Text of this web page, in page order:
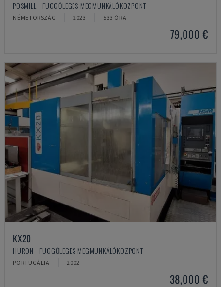
POSMILL - FÜGGŐLEGES MEGMUNKÁLÓKÖZPONT
NÉMETORSZÁG 2023 533 ÓRA
79,000 €
KX20
HURON - FÜGGŐLEGES MEGMUNKÁLÓKÖZPONT
PORTUGÁLIA 2002
38,000 €